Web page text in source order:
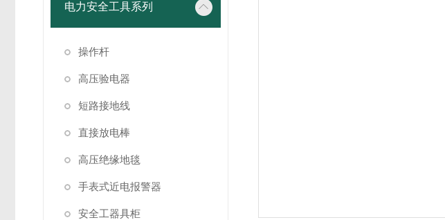
电力安全工具系列
操作杆
高压验电器
短路接地线
直接放电棒
高压绝缘地毯
手表式近电报警器
安全工器具柜